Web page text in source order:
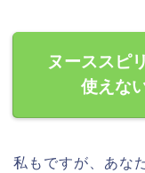
ヌーススピ
使えな
私もですが、あな